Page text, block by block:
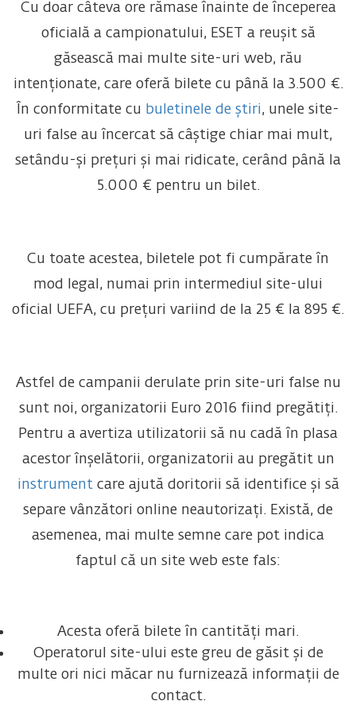
Cu doar câteva ore rămase înainte de începerea
oficială a campionatului, ESET a reușit să
găsească mai multe site-uri web, rău
intenționate, care oferă bilete cu până la 3.500 €.
În conformitate cu buletinele de știri, unele site-
uri false au încercat să câștige chiar mai mult,
setându-și prețuri și mai ridicate, cerând până la
5.000 € pentru un bilet.
Cu toate acestea, biletele pot fi cumpărate în
mod legal, numai prin intermediul site-ului
oficial UEFA, cu prețuri variind de la 25 € la 895 €.
Astfel de campanii derulate prin site-uri false nu
sunt noi, organizatorii Euro 2016 fiind pregătiți.
Pentru a avertiza utilizatorii să nu cadă în plasa
acestor înșelătorii, organizatorii au pregătit un
instrumentcare ajută doritorii să identifice și să
separe vânzători online neautorizați. Există, de
asemenea, mai multe semne care pot indica
faptul că un site web este fals:
Acesta oferă bilete în cantități mari.
Operatorul site-ului este greu de găsit și de
multe ori nici măcar nu furnizează informații de
contact.